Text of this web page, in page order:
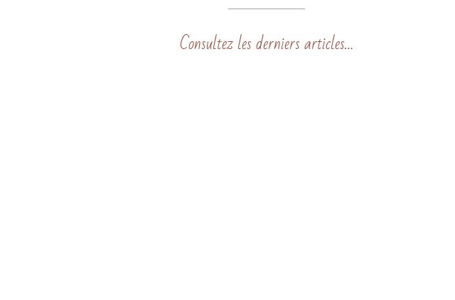
Consultez les derniers articles…